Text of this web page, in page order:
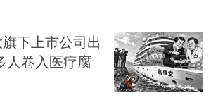
旗下上市公司出
人卷入医疗腐